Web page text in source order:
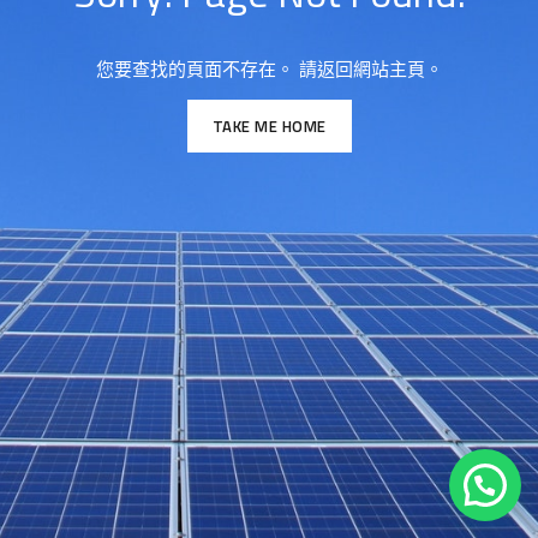
您要查找的頁面不存在。 請返回網站主頁。
TAKE ME HOME